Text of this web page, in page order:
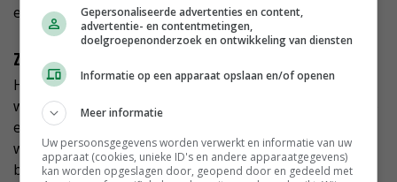
en dan zijn ze al snel hier aan het werk.’
Zuid-Europees
Hop vertelt dat ze tegenwoordig vooral mogelijke
werknemers uit Zuid-Europese landen, met name Italië
en Portugal, selecteert. ‘De ervaring heeft geleerd dat
we met medewerkers uit die landen doorgaans de
beste klik hebben. Een bijkomend voordeel is dat
Gepersonaliseerde advertenties en content,
advertentie- en contentmetingen,
doelgroepenonderzoek en ontwikkeling van diensten
Informatie op een apparaat opslaan en/of openen
Meer informatie
Uw persoonsgegevens worden verwerkt en informatie van uw
apparaat (cookies, unieke ID's en andere apparaatgegevens)
kan worden opgeslagen door, geopend door en gedeeld met